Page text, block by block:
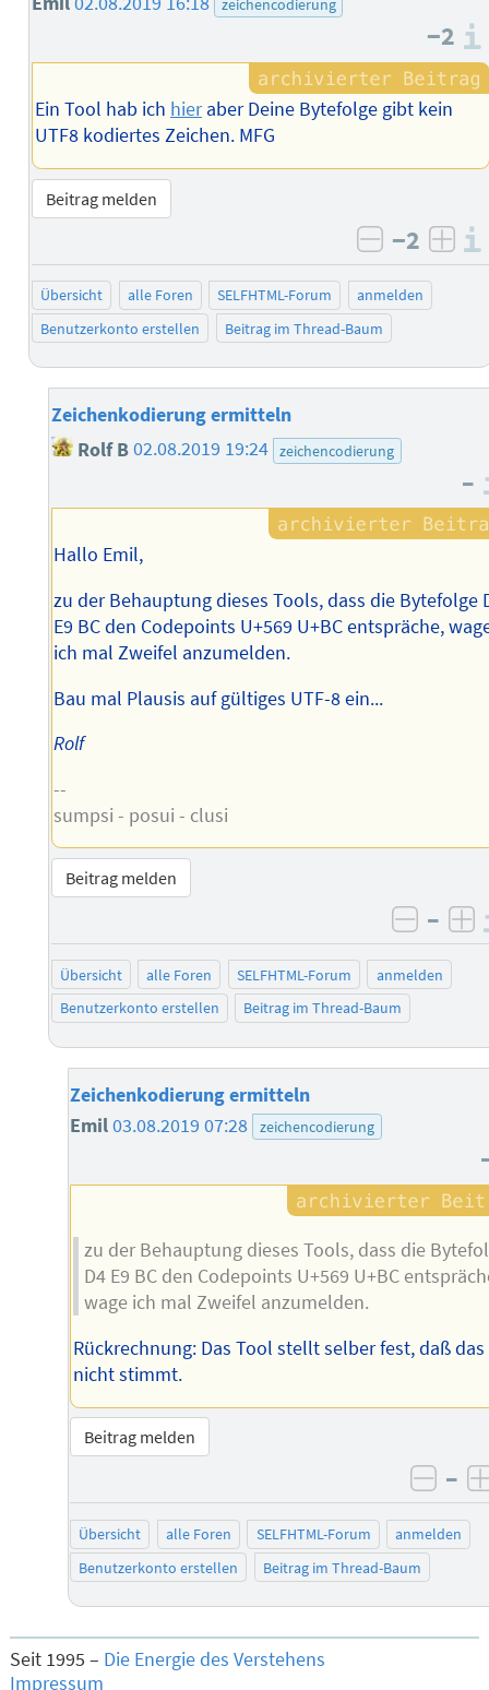
zeichencodierung
−2
Ein Tool hab ich hieraber Deine Bytefolge gibt kein
UTF8 kodiertes Zeichen. MFG
Beitrag melden
negativ
−2
Übersicht alle Foren SELFHTML-Forum
anmelden
Benutzerkonto erstellen
Beitrag im Thread-Baum
Zeichenkodierung ermitteln
Rolf B02.08.2019 19:24 zeichencodierung
–
Hallo Emil,
zu der Behauptung dieses Tools, dass die Bytefolge
E9 BC den Codepoints U+569 U+BC entspräche,
ich mal Zweifel anzumelden.
Bau mal Plausis auf gültiges UTF-8 ein...
Rolf
--
sumpsi - posui - clusi
Beitrag melden
–
Übersicht alle Foren SELFHTML-Forum
anmelden
Benutzerkonto erstellen
Beitrag im Thread-Baum
Zeichenkodierung ermitteln
Emil03.08.2019 07:28 zeichencodierung
zu der Behauptung dieses Tools, dass die
D4 E9 BC den Codepoints U+569 U+BC
wage ich mal Zweifel anzumelden.
Rückrechnung: Das Tool stellt selber fest, daß das
nicht stimmt.
Beitrag melden
–
Übersicht alle Foren SELFHTML-Forum
anmelden
Benutzerkonto erstellen
Beitrag im Thread-Baum
Seit 1995 – Die Energie des Verstehens
Impressum